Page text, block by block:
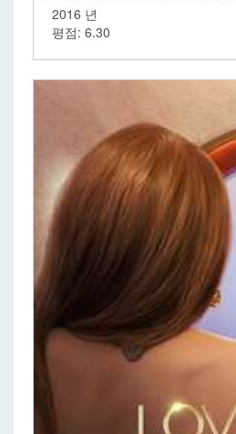
2016 년
평점: 6.30